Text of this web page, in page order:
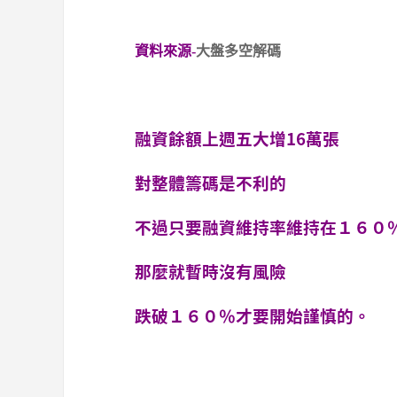
資料來源-大盤多空解碼
融資餘額上週五大增16萬張
對整體籌碼是不利的
不過只要融資維持率維持在１６０
那麼就暫時沒有風險
跌破１６０％才要開始謹慎的。